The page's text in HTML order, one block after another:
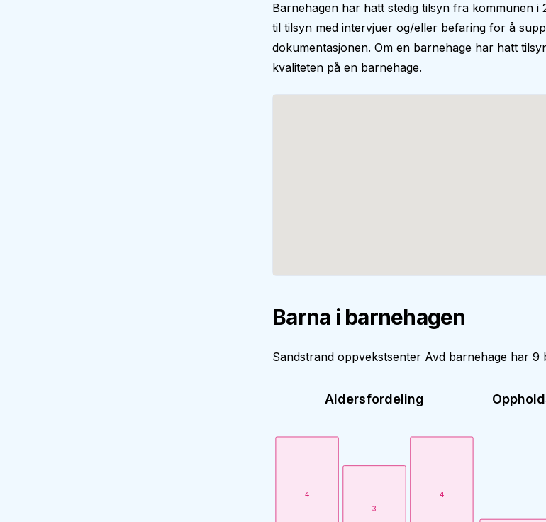
Barnehagen har hatt stedig tilsyn fra kommunen i
til tilsyn med intervjuer og/eller befaring for å
dokumentasjonen. Om en barnehage har hatt
kvaliteten på en barnehage.
Barna i barnehagen
Sandstrand oppvekstsenter Avd barnehage har 9
Aldersfordeling
4
3
4